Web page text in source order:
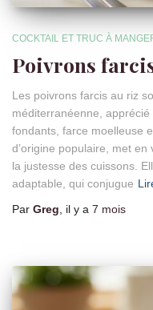
COCKTAIL ET TRUC À
Poivrons
Les poivrons farcis au riz
méditerranéenne,
fondants, farce moelleuse
d’origine populaire, met
la justesse des cuissons.
adaptable, qui conjugue
Par Greg , il y a 7 mois